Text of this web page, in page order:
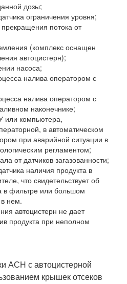
дозы;
ограничения уровня;
потока от
(комплекс оснащен
автоцистерн);
насоса;
налива оператором с
налива оператором с
наконечнике;
или компьютера,
в автоматическом
при аварийной ситуации в
регламентом;
от датчиков загазованности;
наличия продукта в
что свидетельствует об
в фильтре или большом
в нем.
автоцистерн не дает
продукта при неполном
АСН с автоцистерной
крышек отсеков